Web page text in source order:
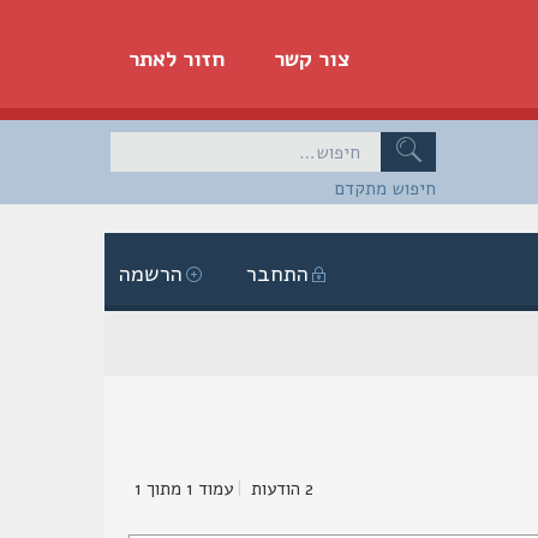
חזור לאתר צור קשר
חיפוש מתקדם
הרשמה התחבר
2 הודעות | עמוד 1 מתוך 1